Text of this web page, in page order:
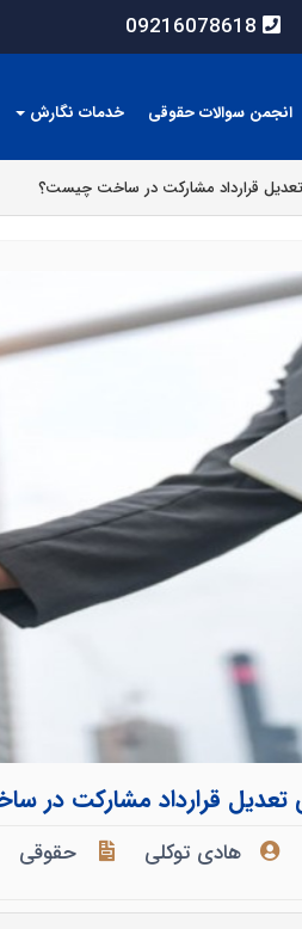
09216078618
انجمن سوالات حقوقی خدمات نگارش
تعدیل قرارداد مشارکت در ساخت چیست؟
تعدیل قرارداد مشارکت
هادی توکلی حقوقی